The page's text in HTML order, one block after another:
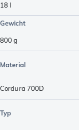
18 l
Gewicht
800g
Material
Cordura 700D
Typ